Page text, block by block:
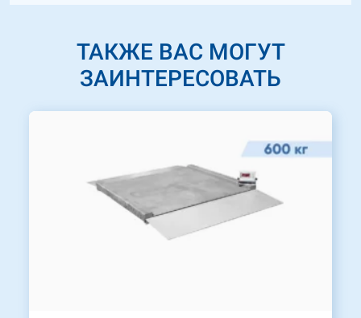
ТАКЖЕ ВАС МОГУТ
ЗАИНТЕРЕСОВАТЬ